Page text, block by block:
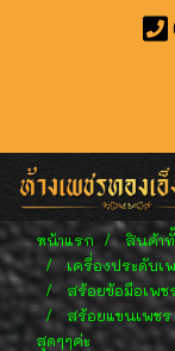
หน้าแรก
สินค้า
เครื่องประดับเ
สร้อยข้อมือเพช
สร้อยแขนเพชร
สุดๆๆค่ะ